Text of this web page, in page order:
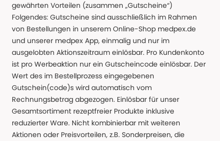
gewährten Vorteilen (zusammen „Gutscheine“)
Folgendes: Gutscheine sind ausschließlich im Rahmen
von Bestellungen in unserem Online-Shop medpex.de
und unserer medpex App, einmalig und nur im
ausgelobten Aktionszeitraum einlösbar. Pro Kundenkonto
ist pro Werbeaktion nur ein Gutscheincode einlösbar. Der
Wert des im Bestellprozess eingegebenen
Gutschein(code)s wird automatisch vom
Rechnungsbetrag abgezogen. Einlösbar für unser
Gesamtsortiment rezeptfreier Produkte inklusive
reduzierter Ware. Nicht kombinierbar mit weiteren
Aktionen oder Preisvorteilen, z.B. Sonderpreisen, die